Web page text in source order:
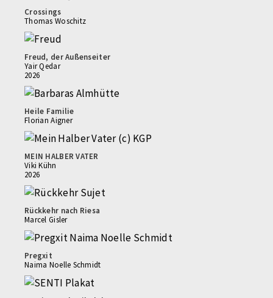
Crossings
Thomas Woschitz
Freud, der Außenseiter
Yair Qedar
2026
Heile Familie
Florian Aigner
MEIN HALBER VATER
Viki Kühn
2026
Rückkehr nach Riesa
Marcel Gisler
Pregxit
Naima Noelle Schmidt